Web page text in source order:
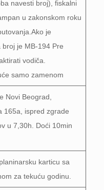
navesti broj), fiskalni
u zakonskom roku
je
je MB-194 Pre
vodiča.
samo zamenom
Novi Beograd,
165a, ispred zgrade
u 7,30h. Doći 10min
karticu sa
za tekuću godinu.